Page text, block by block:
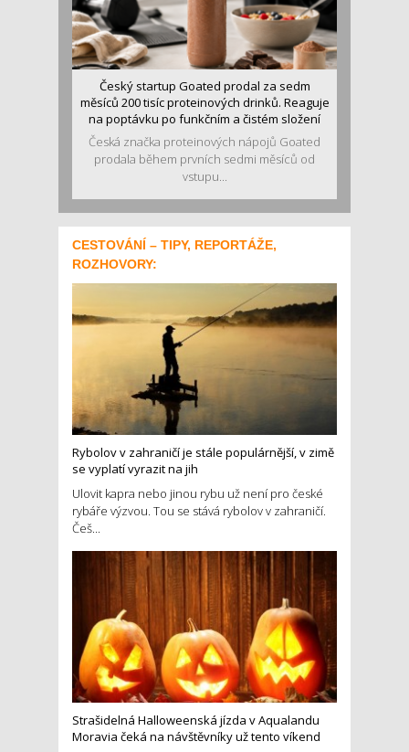
Český startup Goated prodal za sedm
měsíců 200 tisíc proteinových drinků. Reaguje
na poptávku po funkčním a čistém složení
Česká značka proteinových nápojů Goated
prodala během prvních sedmi měsíců od
vstupu...
CESTOVÁNÍ – TIPY, REPORTÁŽE,
ROZHOVORY:
Rybolov v zahraničí je stále populárnější, v zimě
se vyplatí vyrazit na jih
Ulovit kapra nebo jinou rybu už není pro české
rybáře výzvou. Tou se stává rybolov v zahraničí.
Češ...
Strašidelná Halloweenská jízda v Aqualandu
Moravia čeká na návštěvníky už tento víkend